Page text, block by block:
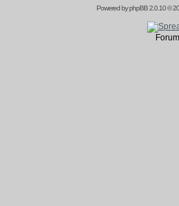
Powered byphpBB2.0.10 ©